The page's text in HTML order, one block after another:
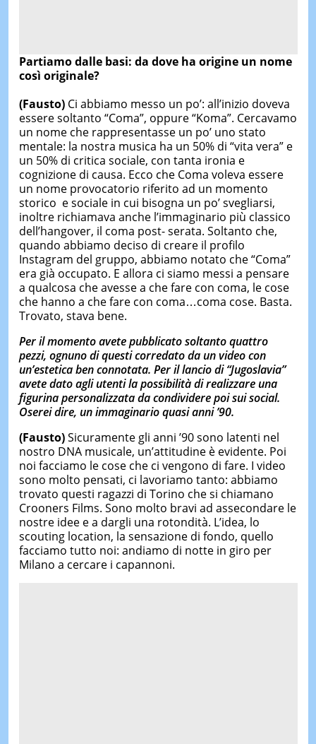
Partiamo dalle basi: da dove ha origine un nome
così originale?
(Fausto) Ci abbiamo messo un po’: all’inizio doveva
essere soltanto “Coma”, oppure “Koma”. Cercavamo
un nome che rappresentasse un po’ uno stato
mentale: la nostra musica ha un 50% di “vita vera” e
un 50% di critica sociale, con tanta ironia e
cognizione di causa. Ecco che Coma voleva essere
un nome provocatorio riferito ad un momento
storico e sociale in cui bisogna un po’ svegliarsi,
inoltre richiamava anche l’immaginario più classico
dell’hangover, il coma post- serata. Soltanto che,
quando abbiamo deciso di creare il profilo
Instagram del gruppo, abbiamo notato che “Coma”
era già occupato. E allora ci siamo messi a pensare
a qualcosa che avesse a che fare con coma, le cose
che hanno a che fare con coma…coma cose. Basta.
Trovato, stava bene.
Per il momento avete pubblicato soltanto quattro
pezzi, ognuno di questi corredato da un video con
un’estetica ben connotata. Per il lancio di “Jugoslavia”
avete dato agli utenti la possibilità di realizzare una
figurina personalizzata da condividere poi sui social.
Oserei dire, un immaginario quasi anni ’90.
(Fausto)Sicuramente gli anni ’90 sono latenti nel
nostro DNA musicale, un’attitudine è evidente. Poi
noi facciamo le cose che ci vengono di fare. I video
sono molto pensati, ci lavoriamo tanto: abbiamo
trovato questi ragazzi di Torino che si chiamano
Crooners Films. Sono molto bravi ad assecondare le
nostre idee e a dargli una rotondità. L’idea, lo
scouting location, la sensazione di fondo, quello
facciamo tutto noi: andiamo di notte in giro per
Milano a cercare i capannoni.